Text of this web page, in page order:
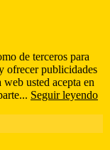
de terceros para
ofrecer publicidades
web usted acepta en
Seguir leyendo